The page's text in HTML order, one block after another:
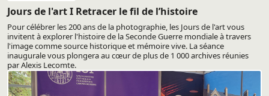
Jours de l'art I Retracer le fil de l’histoire
Pour célébrer les 200 ans de la photographie, les Jours de l'art vous
invitent à explorer l'histoire de la Seconde Guerre mondiale à travers
l'image comme source historique et mémoire vive. La séance
inaugurale vous plongera au cœur de plus de 1 000 archives réunies
par Alexis Lecomte.